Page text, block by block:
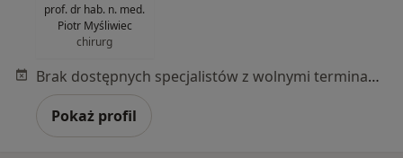
prof. dr hab. n. med.
Piotr Myśliwiec
chirurg
Brak dostępnych specjalistów z wolnymi terminami w tym centrum medycznym.
Pokaż profil